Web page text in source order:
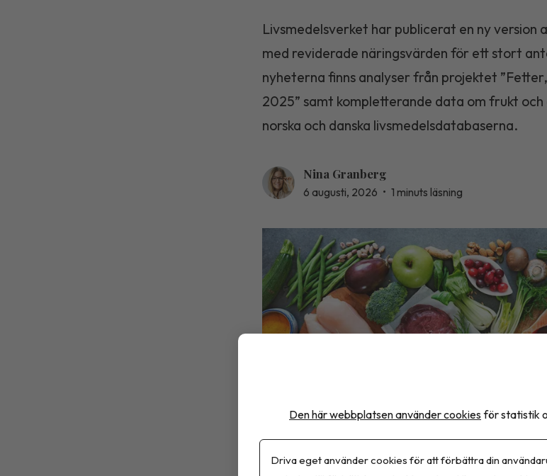
Livsmedelsverket har publicerat en ny version
med reviderade näringsvärden för ett stort
nyheterna finns analyser från projektet
2025” samt kompletterande data om frukt
norska och danska livsmedelsdatabaserna.
Nina Granberg
6 augusti, 2026 • 1 minuts läsning
Den här webbplatsen använder cookies för statistik
Driva eget använder cookies för att förbättra din